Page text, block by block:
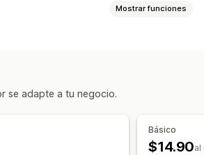
para miembros
Mostrar funciones
se adapte a tu negocio.
Básico
$14.90al